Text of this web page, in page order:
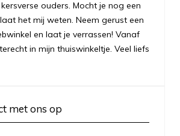
ouders. Mocht je nog een
het mij weten. Neem gerust een
en laat je verrassen! Vanaf
in mijn thuiswinkeltje. Veel liefs
met ons op